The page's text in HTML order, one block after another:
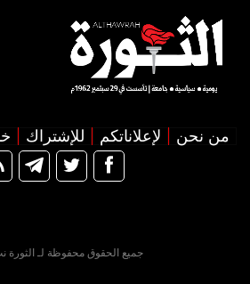
من نحن لإعلاناتكم للإشتراك
جميع الحقوق محفوظة لـ الثورة نت ©